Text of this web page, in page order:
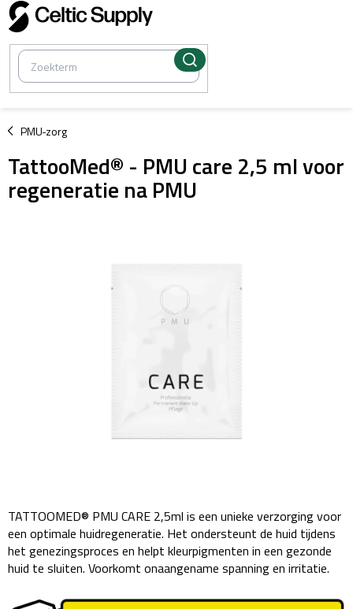
Overslaan
naar
inhoud
PMU-zorg
/
TattooMed® - PMU care 2,5 ml voor
regeneratie na PMU
TATTOOMED® PMU CARE 2,5ml is een unieke verzorging voor
een optimale huidregeneratie. Het ondersteunt de huid tijdens
het genezingsproces en helpt kleurpigmenten in een gezonde
huid te sluiten. Voorkomt onaangename spanning en irritatie.